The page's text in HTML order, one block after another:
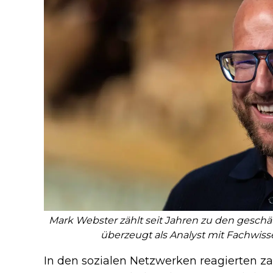
Mark Webster zählt seit Jahren zu den
überzeugt als Analyst mit
In den sozialen Netzwerken reagierten